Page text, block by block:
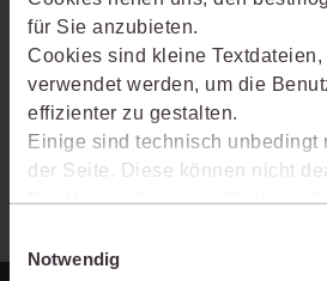
für Sie anzubieten.
Cookies sind kleine
verwendet werden, um die
effizienter zu gestalten.
Einige sind technisch unbedingt
der Seite. Diese können nicht
Der Verwendung von Cookies,
Produkte zu optimieren, können
Notwendig